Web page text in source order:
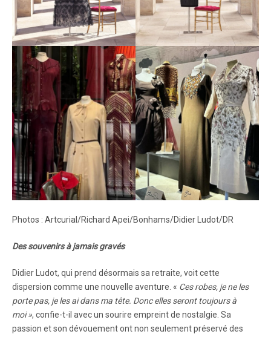
Photos : Artcurial/Richard Apei/Bonhams/Didier Ludot/DR
Des souvenirs à jamais gravés
Didier Ludot, qui prend désormais sa retraite, voit cette
dispersion comme une nouvelle aventure. « Ces robes, je ne les
porte pas, je les ai dans ma tête. Donc elles seront toujours à
moi », confie-t-il avec un sourire empreint de nostalgie. Sa
passion et son dévouement ont non seulement préservé des